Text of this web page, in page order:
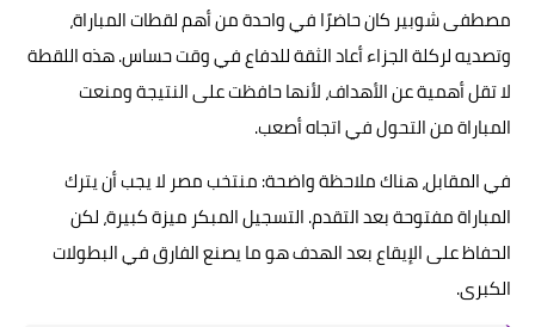
مصطفى شوبير كان حاضرًا في واحدة من أهم لقطات المباراة،
وتصديه لركلة الجزاء أعاد الثقة للدفاع في وقت حساس. هذه اللقطة
لا تقل أهمية عن الأهداف، لأنها حافظت على النتيجة ومنعت
المباراة من التحول في اتجاه أصعب.
في المقابل، هناك ملاحظة واضحة: منتخب مصر لا يجب أن يترك
المباراة مفتوحة بعد التقدم. التسجيل المبكر ميزة كبيرة، لكن
الحفاظ على الإيقاع بعد الهدف هو ما يصنع الفارق في البطولات
الكبرى.